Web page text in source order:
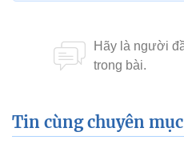
Tin cùng chuyên mục